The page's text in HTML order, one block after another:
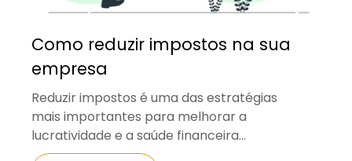
Como reduzir impostos na sua
empresa
Reduzir impostos é uma das estratégias
mais importantes para melhorar a
lucratividade e a saúde financeira...